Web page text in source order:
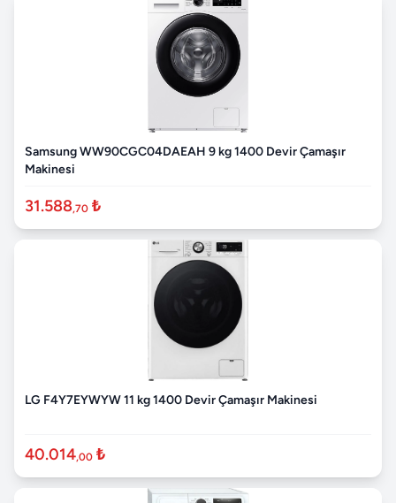
Samsung WW90CGC04DAEAH 9 kg 1400 Devir Çamaşır
Makinesi
31.588,70 ₺
LG F4Y7EYWYW 11 kg 1400 Devir Çamaşır Makinesi
40.014,00 ₺